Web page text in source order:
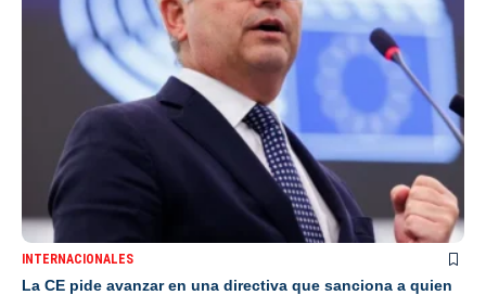
INTERNACIONALES
La CE pide avanzar en una directiva que sanciona a quien